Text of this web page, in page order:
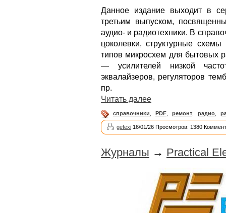
Данное издание выходит в
третьим выпуском,
аудио- и радиотехники. В
цоколевки, структурные
типов микросхем для бытовых
— усилителей низкой
эквалайзеров, регуляторов
пр.
Читать далее
справочники PDF ремонт радио
gefexi 16/01/26 Просмотров: 1380
Журналы → Practical